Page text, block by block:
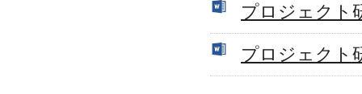
プロジェクト
プロジェクト